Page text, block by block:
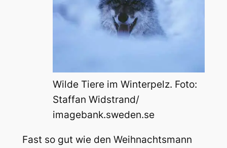
Wilde Tiere im Winterpelz. Foto:
Staffan Widstrand/
imagebank.sweden.se
Fast so gut wie den Weihnachtsmann